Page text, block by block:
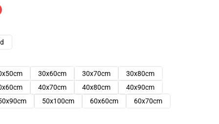
30x60cm 30x70cm
30x80cm
40x70cm 40x80cm
40x90cm
50x100cm 60x60cm
60x70cm